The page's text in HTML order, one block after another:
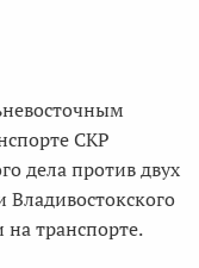
СКР
дела против двух
транспорте.